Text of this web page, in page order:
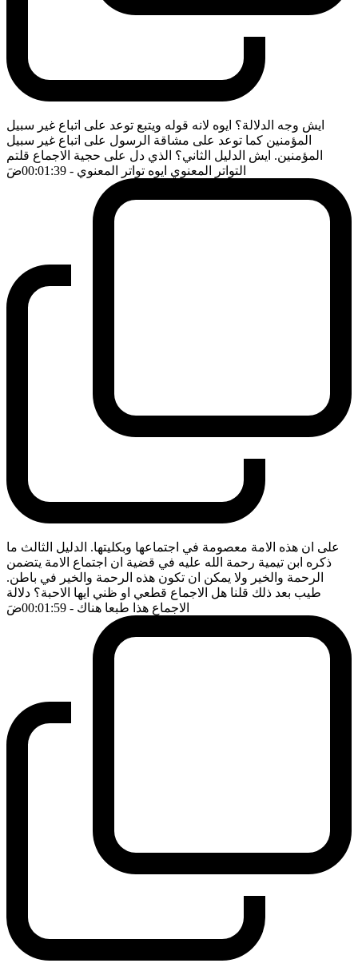
ايش وجه الدلالة؟ ايوه لانه قوله ويتبع توعد على اتباع غير سبيل
المؤمنين كما توعد على مشاقة الرسول على اتباع غير سبيل
المؤمنين. ايش الدليل الثاني؟ الذي دل على حجية الاجماع قلتم
التواتر المعنوي ايوه تواتر المعنوي - 00:01:39 ضَ
على ان هذه الامة معصومة في اجتماعها وبكليتها. الدليل الثالث ما
ذكره ابن تيمية رحمة الله عليه في قضية ان اجتماع الامة يتضمن
الرحمة والخير ولا يمكن ان تكون هذه الرحمة والخير في باطن.
طيب بعد ذلك قلنا هل الاجماع قطعي او ظني ايها الاحبة؟ دلالة
الاجماع هذا طبعا هناك - 00:01:59 ضَ